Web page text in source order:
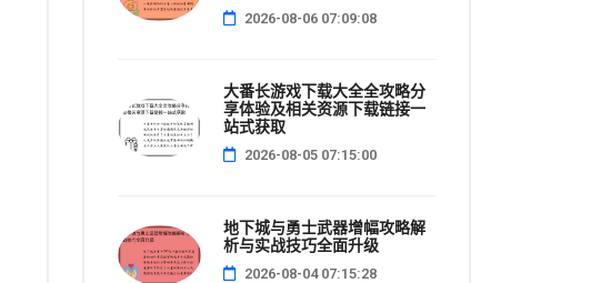
2026-08-06 07:09:08
大番长游戏下载大全全攻略分
享体验及相关资源下载链接一
站式获取
2026-08-05 07:15:00
地下城与勇士武器增幅攻略解
析与实战技巧全面升级
2026-08-04 07:15:28